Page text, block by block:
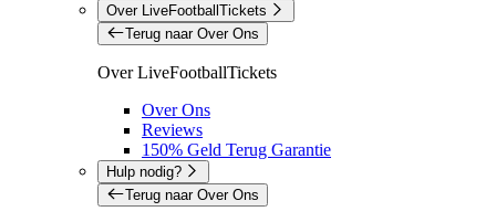
Over LiveFootballTickets
Terug naar Over Ons
Over LiveFootballTickets
Over Ons
Reviews
150% Geld Terug Garantie
Hulp nodig?
Terug naar Over Ons